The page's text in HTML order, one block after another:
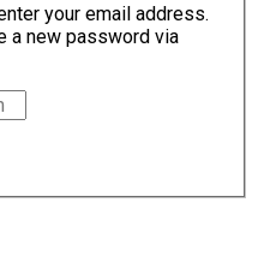
your email address.
a new password via